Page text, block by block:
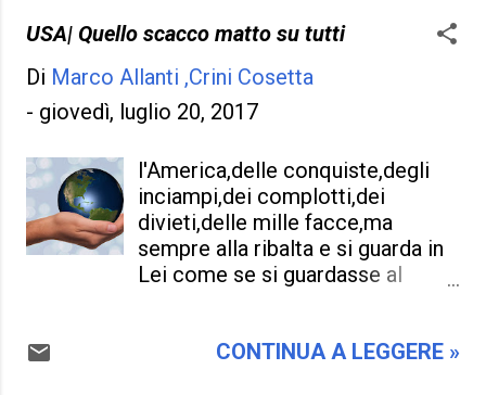
sono in prima linea e della guerra
ne sanno qualcosa in più , ma
vengono ammazzati
ripetutamente...
tempi sono cambiati. Se prima
loro cappucci bianchi che gli
coprivano la testa e sparavano ai
neri, (e in quei tempi "neri " lo si
poteva dire), gente inferiore che
andava punita... oggi le
organizzazioni si sono evolute
diventando pure invisibili, ma
sempre con il solito scopo di far
del male a gente di colore e di
una guerriglia in continuazione.
C'è una sorta di abitudine del
USA| Quello scacco matto su tutti
Di Marco Allanti ,Crini Cosetta
- giovedì, luglio 20, 2017
l'America,delle conquiste,degli
inciampi,dei complotti,dei
divieti,delle mille facce,ma
sempre alla ribalta e si guarda in
Lei come se si guardasse al
e continua a farlo,malgrado
CONTINUA A LEGGERE »